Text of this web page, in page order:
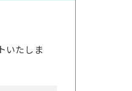
いたしま